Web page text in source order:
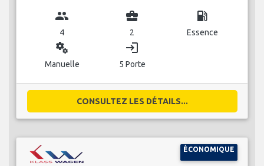
group
4
business_center
2
local_gas_station
Essence
miscellaneous_services
Manuelle
login
5 Porte
CONSULTEZ LES DÉTAILS...
ÉCONOMIQUE